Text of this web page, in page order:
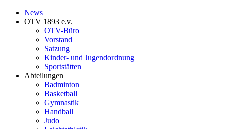
News
OTV 1893 e.v.
OTV-Büro
Vorstand
Satzung
Kinder- und Jugendordnung
Sportstätten
Abteilungen
Badminton
Basketball
Gymnastik
Handball
Judo